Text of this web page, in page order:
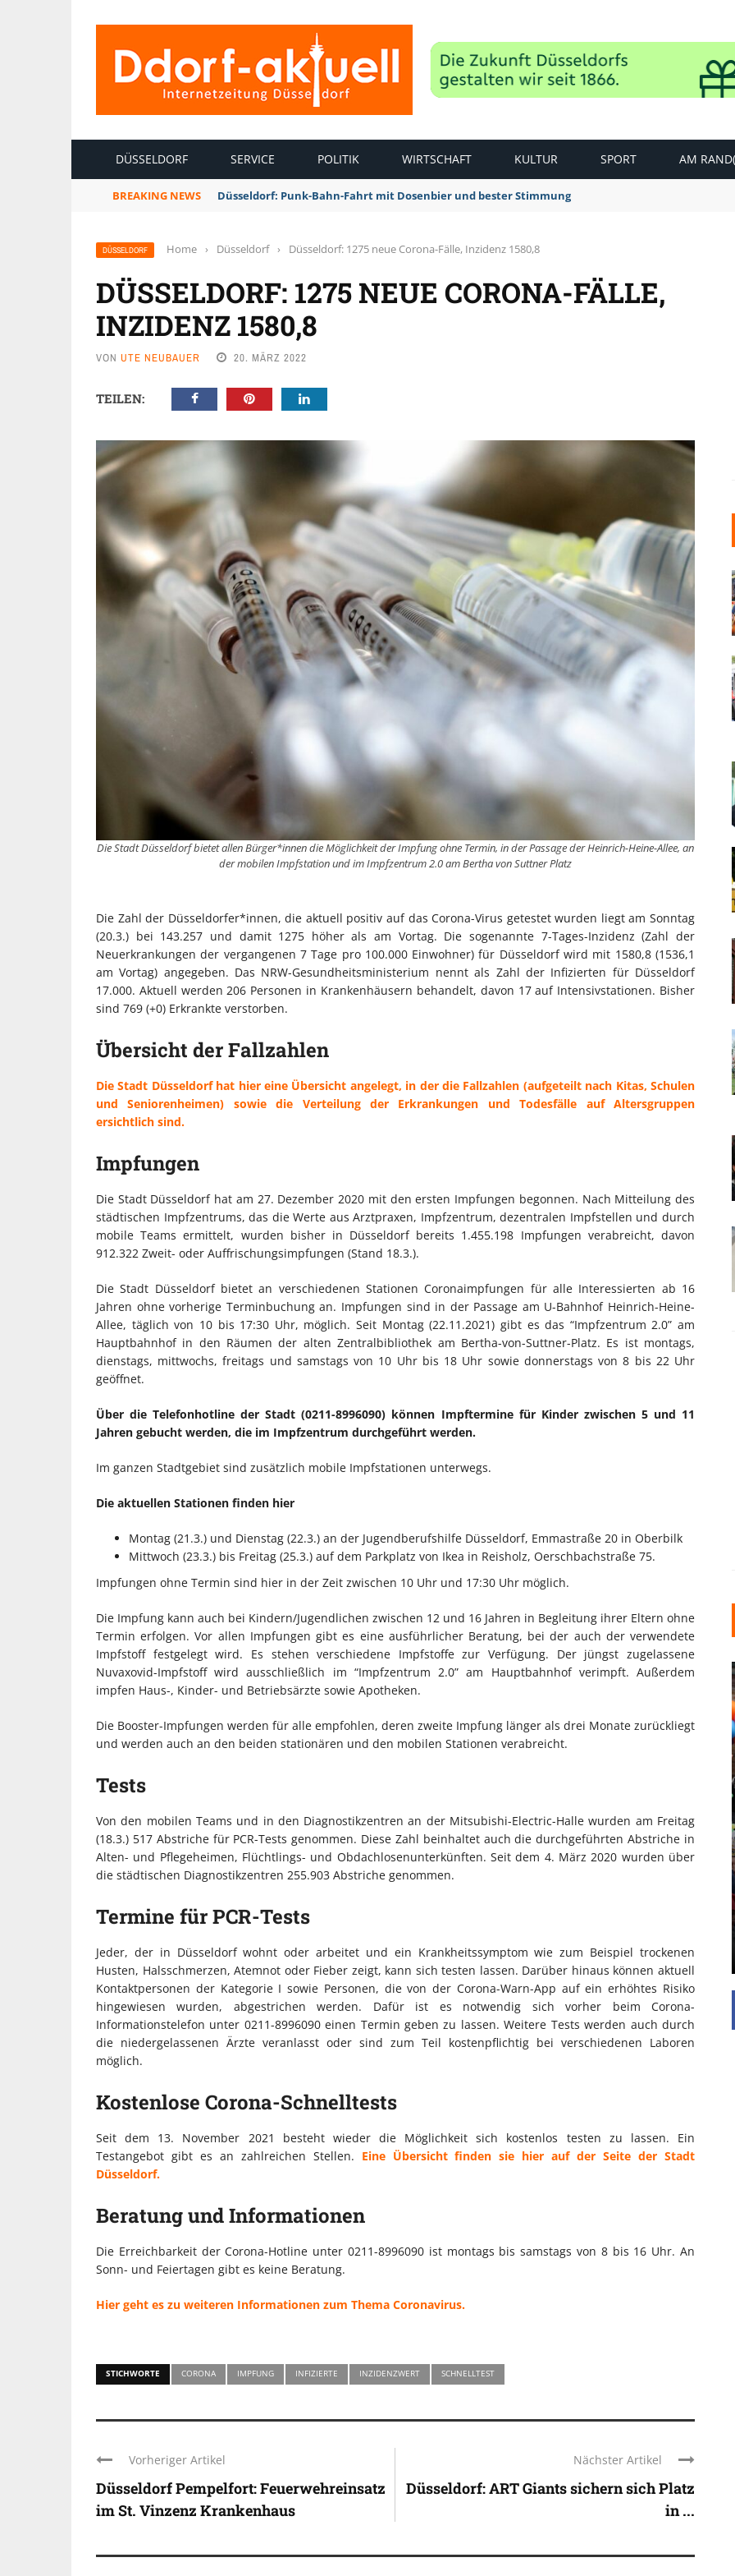
DÜSSELDORF SERVICE POLITIK WIRTSCHAFT KULTUR SPORT AM
BREAKING NEWS Düsseldorf: Punk-Bahn-Fahrt mit Dosenbier und bester Stimmung
DÜSSELDORF Home › Düsseldorf › Düsseldorf: 1275 neue Corona-Fälle, Inzidenz 1580,8
DÜSSELDORF: 1275 NEUE CORONA-FÄLLE,
INZIDENZ 1580,8
VON UTE NEUBAUER 20. MÄRZ 2022
TEILEN:
Die Stadt Düsseldorf bietet allen Bürger*innen die Möglichkeit der Impfung ohne Termin, in der Passage der Heinrich-Heine-Allee, an
der mobilen Impfstation und im Impfzentrum 2.0 am Bertha von Suttner Platz
Die Zahl der Düsseldorfer*innen, die aktuell positiv auf das Corona-Virus getestet wurden liegt am Sonntag
(20.3.) bei 143.257 und damit 1275 höher als am Vortag. Die sogenannte 7-Tages-Inzidenz (Zahl der
Neuerkrankungen der vergangenen 7 Tage pro 100.000 Einwohner) für Düsseldorf wird mit 1580,8 (1536,1
am Vortag) angegeben. Das NRW-Gesundheitsministerium nennt als Zahl der Infizierten für Düsseldorf
17.000. Aktuell werden 206 Personen in Krankenhäusern behandelt, davon 17 auf Intensivstationen. Bisher
sind 769 (+0) Erkrankte verstorben.
Übersicht der Fallzahlen
Die Stadt Düsseldorf hat hier eine Übersicht angelegt, in der die Fallzahlen (aufgeteilt nach Kitas, Schulen
und Seniorenheimen) sowie die Verteilung der Erkrankungen und Todesfälle auf Altersgruppen
ersichtlich sind.
Impfungen
Die Stadt Düsseldorf hat am 27. Dezember 2020 mit den ersten Impfungen begonnen. Nach Mitteilung des
städtischen Impfzentrums, das die Werte aus Arztpraxen, Impfzentrum, dezentralen Impfstellen und durch
mobile Teams ermittelt, wurden bisher in Düsseldorf bereits 1.455.198 Impfungen verabreicht, davon
912.322 Zweit- oder Auffrischungsimpfungen (Stand 18.3.).
Die Stadt Düsseldorf bietet an verschiedenen Stationen Coronaimpfungen für alle Interessierten ab 16
Jahren ohne vorherige Terminbuchung an. Impfungen sind in der Passage am U-Bahnhof Heinrich-Heine-
Allee, täglich von 10 bis 17:30 Uhr, möglich. Seit Montag (22.11.2021) gibt es das “Impfzentrum 2.0” am
Hauptbahnhof in den Räumen der alten Zentralbibliothek am Bertha-von-Suttner-Platz. Es ist montags,
dienstags, mittwochs, freitags und samstags von 10 Uhr bis 18 Uhr sowie donnerstags von 8 bis 22 Uhr
geöffnet.
Über die Telefonhotline der Stadt (0211-8996090) können Impftermine für Kinder zwischen 5 und 11
Jahren gebucht werden, die im Impfzentrum durchgeführt werden.
Im ganzen Stadtgebiet sind zusätzlich mobile Impfstationen unterwegs.
Die aktuellen Stationen finden hier
Montag (21.3.) und Dienstag (22.3.) an der Jugendberufshilfe Düsseldorf, Emmastraße 20 in Oberbilk
Mittwoch (23.3.) bis Freitag (25.3.) auf dem Parkplatz von Ikea in Reisholz, Oerschbachstraße 75.
Impfungen ohne Termin sind hier in der Zeit zwischen 10 Uhr und 17:30 Uhr möglich.
Die Impfung kann auch bei Kindern/Jugendlichen zwischen 12 und 16 Jahren in Begleitung ihrer Eltern ohne
Termin erfolgen. Vor allen Impfungen gibt es eine ausführlicher Beratung, bei der auch der verwendete
Impfstoff festgelegt wird. Es stehen verschiedene Impfstoffe zur Verfügung. Der jüngst zugelassene
Nuvaxovid-Impfstoff wird ausschließlich im “Impfzentrum 2.0” am Hauptbahnhof verimpft. Außerdem
impfen Haus-, Kinder- und Betriebsärzte sowie Apotheken.
Die Booster-Impfungen werden für alle empfohlen, deren zweite Impfung länger als drei Monate zurückliegt
und werden auch an den beiden stationären und den mobilen Stationen verabreicht.
Tests
Von den mobilen Teams und in den Diagnostikzentren an der Mitsubishi-Electric-Halle wurden am Freitag
(18.3.) 517 Abstriche für PCR-Tests genommen. Diese Zahl beinhaltet auch die durchgeführten Abstriche in
Alten- und Pflegeheimen, Flüchtlings- und Obdachlosenunterkünften. Seit dem 4. März 2020 wurden über
die städtischen Diagnostikzentren 255.903 Abstriche genommen.
Termine für PCR-Tests
Jeder, der in Düsseldorf wohnt oder arbeitet und ein Krankheitssymptom wie zum Beispiel trockenen
Husten, Halsschmerzen, Atemnot oder Fieber zeigt, kann sich testen lassen. Darüber hinaus können aktuell
Kontaktpersonen der Kategorie I sowie Personen, die von der Corona-Warn-App auf ein erhöhtes Risiko
hingewiesen wurden, abgestrichen werden. Dafür ist es notwendig sich vorher beim Corona-
Informationstelefon unter 0211-8996090 einen Termin geben zu lassen. Weitere Tests werden auch durch
die niedergelassenen Ärzte veranlasst oder sind zum Teil kostenpflichtig bei verschiedenen Laboren
möglich.
Kostenlose Corona-Schnelltests
Seit dem 13. November 2021 besteht wieder die Möglichkeit sich kostenlos testen zu lassen. Ein
Testangebot gibt es an zahlreichen Stellen. Eine Übersicht finden sie hier auf der Seite der Stadt
Düsseldorf.
Beratung und Informationen
Die Erreichbarkeit der Corona-Hotline unter 0211-8996090 ist montags bis samstags von 8 bis 16 Uhr. An
Sonn- und Feiertagen gibt es keine Beratung.
Hier geht es zu weiteren Informationen zum Thema Coronavirus.
STICHWORTE CORONA IMPFUNG INFIZIERTE INZIDENZWERT SCHNELLTEST
Vorheriger Artikel
Düsseldorf Pempelfort: Feuerwehreinsatz
im St. Vinzenz Krankenhaus
Nächster Artikel
Düsseldorf: ART Giants sichern sich Platz
in ...
LOFT-STIL IN IHREM
EINFAMILIENHAUS
UNTERSTÜTZEN
Fensterflächen. Wie so vieles wurde ...